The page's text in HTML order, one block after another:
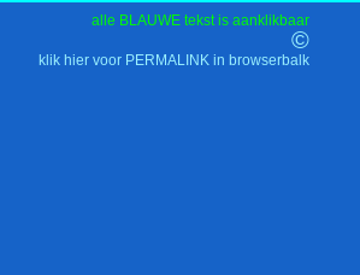
alle BLAUWE tekst is aanklikbaar
klik hier voor PERMALINK in browserbalk
©